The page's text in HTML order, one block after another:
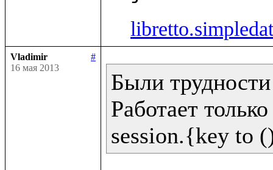
Vladimir
#
16 мая 2013
Были
Работает